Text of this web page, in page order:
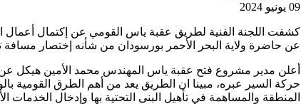
09 يونيو 2024
عن حاضرة ولاية البحر الأحمر بورسودان من شأنه إختصار مسافة تزيد عن 55 كيلو متر للمسافرين ويصبح منفذ جديد للولاية
حركة السير عبره، مبينا ان الطريق يعد من أهم الطرق القومية
المنطقة والمساهمة في تأهيل البنى التحتية بها وإدخال